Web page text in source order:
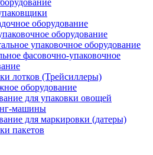
оборудование
оборудование
упаковочное оборудование
фасовочно-упаковочное
лотков (Трейсиллеры)
оборудование
для упаковки овощей
машины
для маркировки (датеры)
пакетов